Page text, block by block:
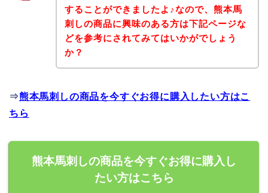
することができましたよ♪なので、熊本馬
刺しの商品に興味のある方は下記ページな
どを参考にされてみてはいかがでしょう
か？
⇒熊本馬刺しの商品を今すぐお得に購入したい方はこ
ちら
熊本馬刺しの商品を今すぐお得に購入し
たい方はこちら